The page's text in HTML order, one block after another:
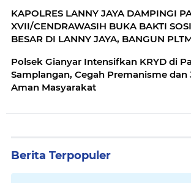
KAPOLRES LANNY JAYA DAMPINGI
XVII/CENDRAWASIH BUKA BAKTI
BESAR DI LANNY JAYA, BANGUN
Polsek Gianyar Intensifkan KRYD di
Samplangan, Cegah Premanisme dan
Aman Masyarakat
Berita Terpopuler